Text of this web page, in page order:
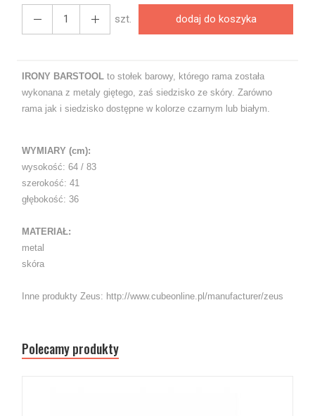
szt. dodaj do koszyka
IRONY BARSTOOL to stołek barowy, którego rama została
wykonana z metaly giętego, zaś siedzisko ze skóry. Zarówno
rama jak i siedzisko dostępne w kolorze czarnym lub białym.
WYMIARY (cm):
wysokość: 64 / 83
szerokość: 41
głębokość: 36
MATERIAŁ:
metal
skóra
Inne produkty Zeus: http://www.cubeonline.pl/manufacturer/zeus
Polecamy produkty